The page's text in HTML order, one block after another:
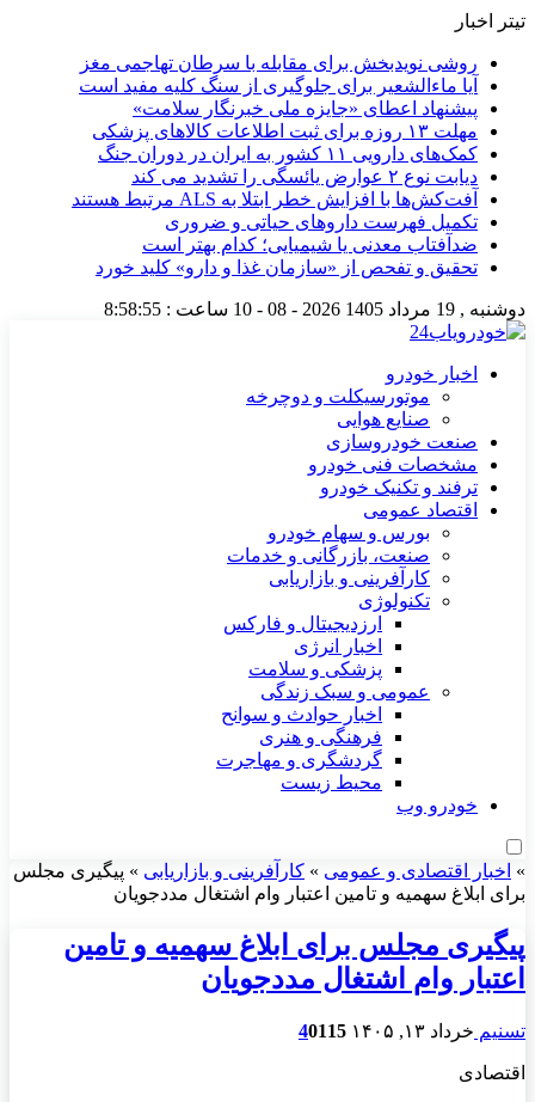
تیتر اخبار
روشی نویدبخش برای مقابله با سرطان تهاجمی مغز
آیا ماءالشعیر برای جلوگیری از سنگ کلیه مفید است
پیشنهاد اعطای «جایزه ملی خبرنگار سلامت»
مهلت ۱۳ روزه برای ثبت اطلاعات کالاهای پزشکی
کمک‌های دارویی ۱۱ کشور به ایران در دوران جنگ
دیابت نوع ۲ عوارض یائسگی را تشدید می کند
آفت‌کش‌ها با افزایش خطر ابتلا به ALS مرتبط هستند
تکمیل فهرست داروهای حیاتی و ضروری
ضدآفتاب‌ معدنی یا شیمیایی؛ کدام بهتر است
تحقیق و تفحص از «سازمان غذا و دارو» کلید خورد
دوشنبه , 19 مرداد 1405 2026 - 08 - 10 ساعت : 8:58:55
اخبار خودرو
موتورسیکلت و دوچرخه
صنایع هوایی
صنعت خودروسازی
مشخصات فنی خودرو
ترفند و تکنیک خودرو
اقتصاد عمومی
بورس و سهام خودرو
صنعت، بازرگانی و خدمات
کارآفرینی و بازاریابی
تکنولوژی
ارزدیجیتال و فارکس
اخبار انرژی
پزشکی و سلامت
عمومی و سبک زندگی
اخبار حوادث و سوانح
فرهنگی و هنری
گردشگری و مهاجرت
محیط زیست
خودرو وب
» اخبار اقتصادی و عمومی » کارآفرینی و بازاریابی » پیگیری مجلس
برای ابلاغ سهمیه و تامین اعتبار وام اشتغال مددجویان
پیگیری مجلس برای ابلاغ سهمیه و تامین
اعتبار وام اشتغال مددجویان
تسنیم خرداد ۱۳, ۱۴۰۵ 40115
اقتصادی